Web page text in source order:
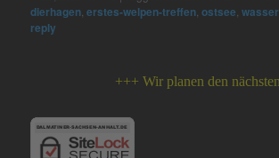
dierhagen ,erstes-welpen-treffen ,ostsee ,
reply
+++ Wir planen den nächsten